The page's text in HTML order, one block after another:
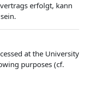
erfolgt, kann
at the University
purposes (cf.